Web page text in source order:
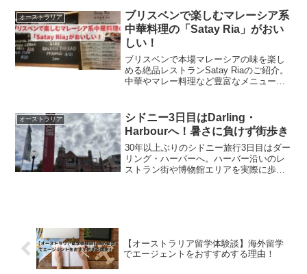
ストラリア留学でどこに行こうか迷って
いる人はぜひ参考にしてください。
オーストラリア
ブリスベンで楽しむマレーシア系
中華料理の「Satay Ria」がおい
しい！
ブリスベンで本場マレーシアの味を楽し
める絶品レストランSatay Riaのご紹介。
中華やマレー料理など豊富なメニューが
ストランを探している方は必見です！
オーストラリア
シドニー3日目はDarling・
Harbourへ！暑さに負けず街歩き
30年以上ぶりのシドニー旅行3日目はダー
リング・ハーバーへ。ハーバー沿いのレ
ストラン街や博物館エリアを実際に歩い
【オーストラリア留学体験談】海外留学
でエージェントをおすすめする理由！